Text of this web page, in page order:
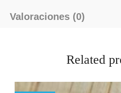
Valoraciones (0)
Related